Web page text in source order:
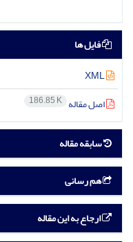
فایل ها
اصل مقاله 186.85 K
سابقه مقاله
هم رسانی
ارجاع به این مقاله